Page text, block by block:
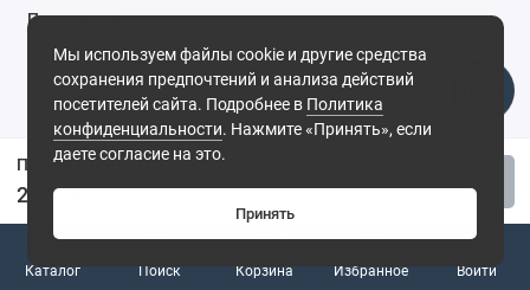
Каталог Поиск Корзина
0
Избранное
Войти
2 850 ₽
Мы используем файлы cookie и другие средства
сохранения предпочтений и анализа действий
посетителей сайта. Подробнее в Политика
конфиденциальности. Нажмите «Принять», если
даете согласие на это.
Принять
Поддержка
+7 (978) 586-46-46
ПН-ПТ: 9:00 - 18:00
Суббота: 9:00 - 17:00
Воскресенье: выходной
Симферополь, ул. Маршала Жукова, 4